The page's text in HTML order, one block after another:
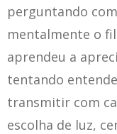
perguntando
mentalmente o
aprendeu a
tentando
transmitir com
escolha de luz,